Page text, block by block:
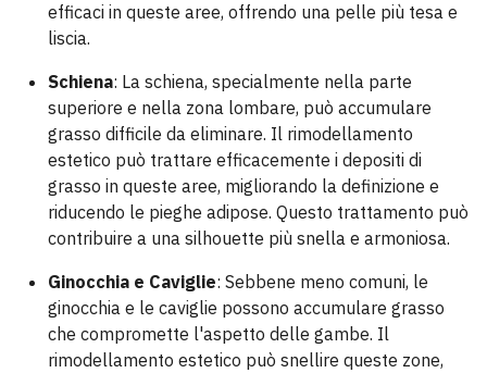
efficaci in queste aree, offrendo una pelle più tesa e
liscia.
Schiena: La schiena, specialmente nella parte
superiore e nella zona lombare, può accumulare
grasso difficile da eliminare. Il rimodellamento
estetico può trattare efficacemente i depositi di
grasso in queste aree, migliorando la definizione e
riducendo le pieghe adipose. Questo trattamento può
contribuire a una silhouette più snella e armoniosa.
Ginocchia e Caviglie: Sebbene meno comuni, le
ginocchia e le caviglie possono accumulare grasso
che compromette l'aspetto delle gambe. Il
rimodellamento estetico può snellire queste zone,